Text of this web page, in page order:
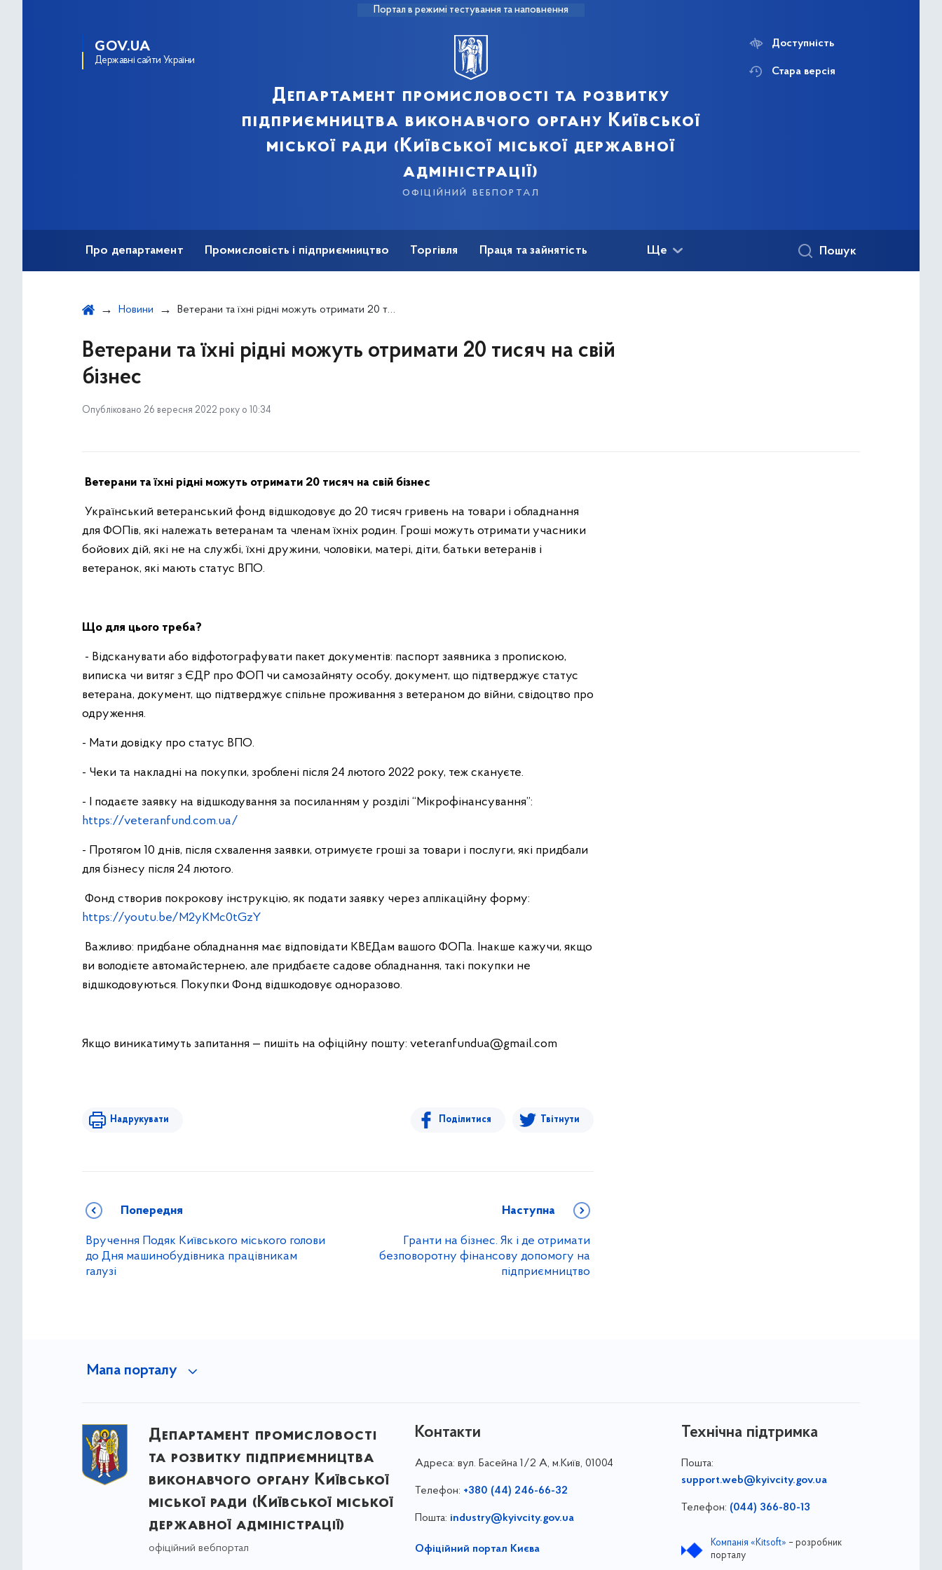
Портал в режимі тестування та наповнення
GOV.UA
Державні сайти України
Департамент промисловості та розвитку
підприємництва виконавчого органу Київської
міської ради (Київської міської державної
адміністрації)
офіційний вебпортал
Доступність
Стара версія
Про департамент Промисловість і підприємництво Торгівля Праця та зайнятість Ще Пошук
Новини Ветерани та їхні рідні можуть отримати 20 тисяч на свій бізнес
Ветерани та їхні рідні можуть отримати 20 тисяч на свій
бізнес
Опубліковано 26 вересня 2022 року о 10:34
Ветерани та їхні рідні можуть отримати 20 тисяч на свій бізнес
Український ветеранський фонд відшкодовує до 20 тисяч гривень на товари і обладнання
для ФОПів, які належать ветеранам та членам їхніх родин. Гроші можуть отримати учасники
бойових дій, які не на службі, їхні дружини, чоловіки, матері, діти, батьки ветеранів і
ветеранок, які мають статус ВПО.
Що для цього треба?
- Відсканувати або відфотографувати пакет документів: паспорт заявника з пропискою,
виписка чи витяг з ЄДР про ФОП чи самозайняту особу, документ, що підтверджує статус
ветерана, документ, що підтверджує спільне проживання з ветераном до війни, свідоцтво про
одруження.
- Мати довідку про статус ВПО.
- Чеки та накладні на покупки, зроблені після 24 лютого 2022 року, теж скануєте.
- І подаєте заявку на відшкодування за посиланням у розділі “Мікрофінансування”:
https://veteranfund.com.ua/
- Протягом 10 днів, після схвалення заявки, отримуєте гроші за товари і послуги, які придбали
для бізнесу після 24 лютого.
Фонд створив покрокову інструкцію, як подати заявку через аплікаційну форму:
https://youtu.be/M2yKMc0tGzY
Важливо: придбане обладнання має відповідати КВЕДам вашого ФОПа. Інакше кажучи, якщо
ви володієте автомайстернею, але придбаєте садове обладнання, такі покупки не
відшкодовуються. Покупки Фонд відшкодовує одноразово.
Якщо виникатимуть запитання — пишіть на офіційну пошту: veteranfundua@gmail.com
Надрукувати Поділитися Твітнути
Попередня
Вручення Подяк Київського міського голови
до Дня машинобудівника працівникам
галузі
Наступна
Гранти на бізнес. Як і де отримати
безповоротну фінансову допомогу на
підприємництво
Мапа порталу
Департамент промисловості
та розвитку підприємництва
виконавчого органу Київської
міської ради (Київської міської
державної адміністрації)
офіційний вебпортал
Контакти
Адреса: вул. Басейна 1/⁠2 А, м.Київ, 01004
Телефон: +380 (44) 246-66-32
Пошта: industry@kyivcity.gov.ua
Офіційний портал Києва
Технічна підтримка
Пошта:
support.web@kyivcity.gov.ua
Телефон: (044) 366-80-13
Компанія «Kitsoft» – розробник
порталу